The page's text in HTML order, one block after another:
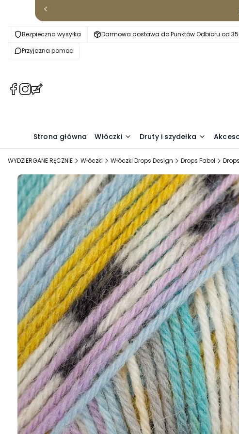
Bezpieczna wysyłka
Darmowa dostawa do Punktów Odbioru od
Przyjazna pomoc
(Otwiera
karcie)
(Otwiera
karcie)
(Otwiera
karcie)
Strona główna Włóczki Druty i szydełka
WYDZIERGANE RĘCZNIE Włóczki Włóczki Drops Design Drops Fabel